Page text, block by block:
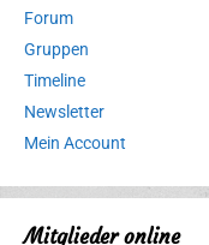
Forum
Gruppen
Timeline
Newsletter
Mein Account
Mitglieder online